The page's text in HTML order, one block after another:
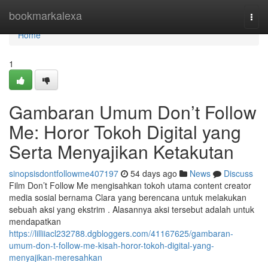
bookmarkalexa
Home
Home
1
Gambaran Umum Don’t Follow
Me: Horor Tokoh Digital yang
Serta Menyajikan Ketakutan
sinopsisdontfollowme407197 54 days ago News
Discuss
Film Don’t Follow Me mengisahkan tokoh utama content creator
media sosial bernama Clara yang berencana untuk melakukan
sebuah aksi yang ekstrim . Alasannya aksi tersebut adalah untuk
mendapatkan
https://lilliiacl232788.dgbloggers.com/41167625/gambaran-
umum-don-t-follow-me-kisah-horor-tokoh-digital-yang-
menyajikan-meresahkan